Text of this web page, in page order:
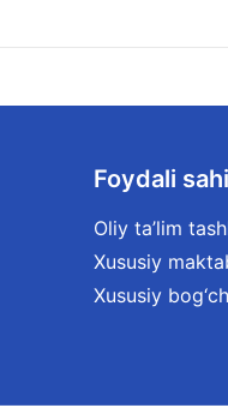
Foydali
Oliy ta’lim
Xususiy
Xususiy